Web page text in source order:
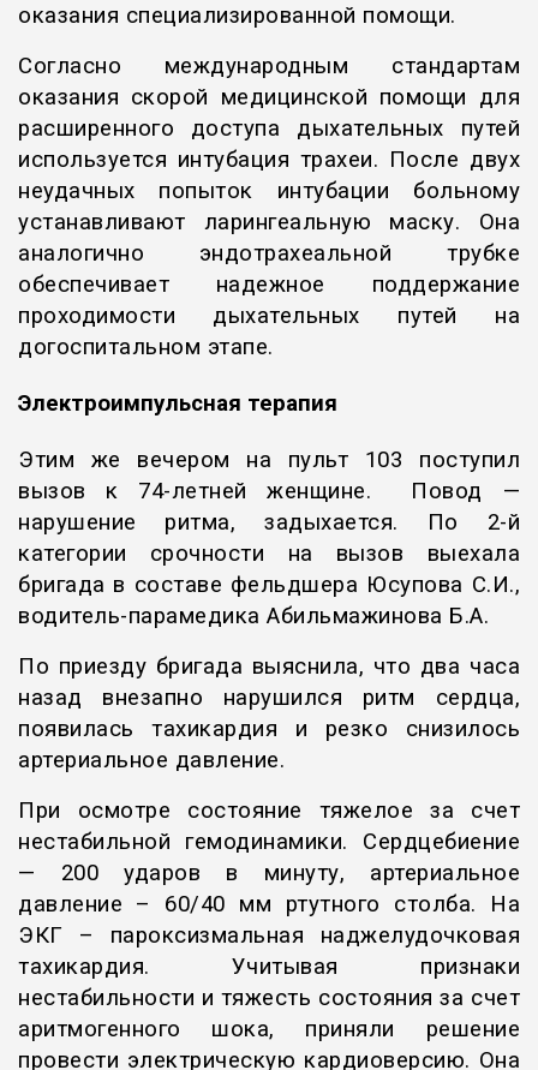
оказания специализированной помощи.
Согласно международным стандартам
оказания скорой медицинской помощи для
расширенного доступа дыхательных путей
используется интубация трахеи. После двух
неудачных попыток интубации больному
устанавливают ларингеальную маску. Она
аналогично эндотрахеальной трубке
обеспечивает надежное поддержание
проходимости дыхательных путей на
догоспитальном этапе.
Электроимпульсная терапия
Этим же вечером на пульт 103 поступил
вызов к 74-летней женщине. Повод —
нарушение ритма, задыхается. По 2-й
категории срочности на вызов выехала
бригада в составе фельдшера Юсупова С.И.,
водитель-парамедика Абильмажинова Б.А.
По приезду бригада выяснила, что два часа
назад внезапно нарушился ритм сердца,
появилась тахикардия и резко снизилось
артериальное давление.
При осмотре состояние тяжелое за счет
нестабильной гемодинамики. Сердцебиение
— 200 ударов в минуту, артериальное
давление – 60/40 мм ртутного столба. На
ЭКГ – пароксизмальная наджелудочковая
тахикардия. Учитывая признаки
нестабильности и тяжесть состояния за счет
аритмогенного шока, приняли решение
провести электрическую кардиоверсию. Она